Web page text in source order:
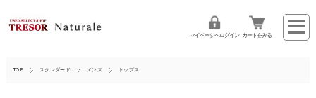
マイページへログイン カートをみる
TOP スタンダード メンズ トップス